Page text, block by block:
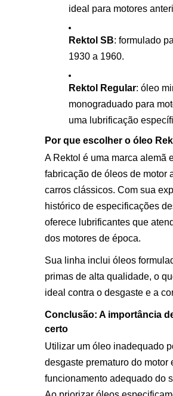
ideal para motores
Rektol SB: formulado
1930 a 1960.
Rektol Regular: óleo
monograduado para
uma lubrificação
Por que escolher o óleo
A Rektol é uma marca alemã
fabricação de óleos de motor
carros clássicos. Com sua
histórico de especificações
oferece lubrificantes que
dos motores de época.
Sua linha inclui óleos
primas de alta qualidade, o
ideal contra o desgaste e a
Conclusão: A importância
certo
Utilizar um óleo inadequado
desgaste prematuro do motor
funcionamento adequado do